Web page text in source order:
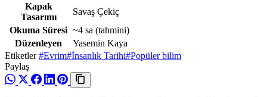
Kapak
Tasarımı
Savaş Çekiç
Okuma Süresi ~4 sa (tahmini)
Düzenleyen
Yasemin Kaya
Etiketler #Evrim#İnsanlık Tarihi#Popüler bilim
Paylaş